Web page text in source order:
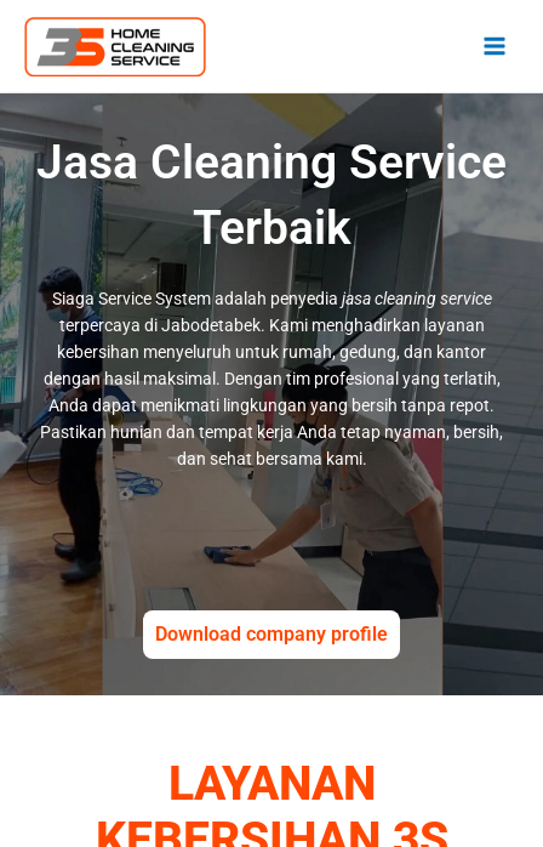
konten
Jasa Cleaning Service
Terbaik
Siaga Service System adalah penyedia jasa cleaning service
terpercaya di Jabodetabek. Kami menghadirkan layanan
kebersihan menyeluruh untuk rumah, gedung, dan kantor
dengan hasil maksimal. Dengan tim profesional yang terlatih,
Anda dapat menikmati lingkungan yang bersih tanpa repot.
Pastikan hunian dan tempat kerja Anda tetap nyaman, bersih,
dan sehat bersama kami.
Download company profile
LAYANAN